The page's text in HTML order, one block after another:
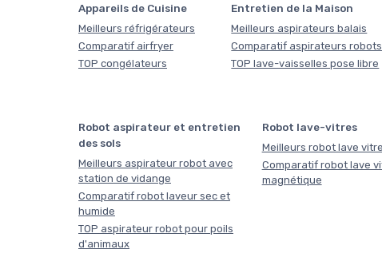
Appareils de Cuisine
Meilleurs réfrigérateurs
Comparatif airfryer
TOP congélateurs
Entretien de la Maison
Meilleurs aspirateurs balais
Comparatif aspirateurs robots
TOP lave-vaisselles pose libre
Robot aspirateur et entretien
des sols
Meilleurs aspirateur robot avec
station de vidange
Comparatif robot laveur sec et
humide
TOP aspirateur robot pour poils
d'animaux
Robot lave-vitres
Meilleurs robot lave
Comparatif robot lave
magnétique